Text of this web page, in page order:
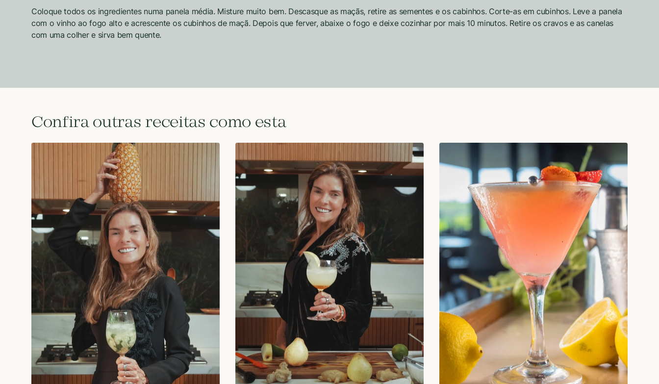
Coloque todos os ingredientes numa panela média. Misture muito bem. Descasque as maçãs, retire as sementes e os cabinhos. Corte-as em cubinhos. Leve a panela
com o vinho ao fogo alto e acrescente os cubinhos de maçã. Depois que ferver, abaixe o fogo e deixe cozinhar por mais 10 minutos. Retire os cravos e as canelas
com uma colher e sirva bem quente.
Confira outras receitas como esta